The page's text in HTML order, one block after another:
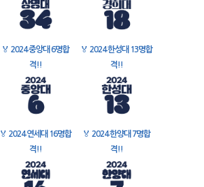
🏅 2024 중앙대 6명합
격!!
🏅 2024 한성대 13명합
격!!
🏅 2024 연세대 16명합
격!!
🏅 2024 한양대 7명합
격!!